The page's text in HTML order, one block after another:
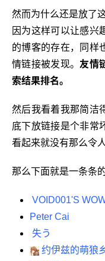
然而为什么还是放了
因为这样可以让感兴
的博客的存在，同样
情链接被发现。 友情
索结果排名。
然后我看着我那简洁
底下放链接是个非常
看起来就没有那么令
那么下面就是一条条
VOID001'S
Peter Cai
失う
约伊兹的萌狼